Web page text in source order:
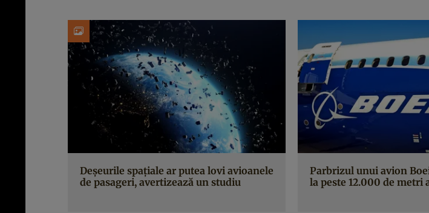
Deșeurile spațiale ar putea lovi avioanele
de pasageri, avertizează un studiu
Parbrizul unui avion
la peste 12.000 de metri